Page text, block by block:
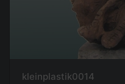
kleinplastik0014